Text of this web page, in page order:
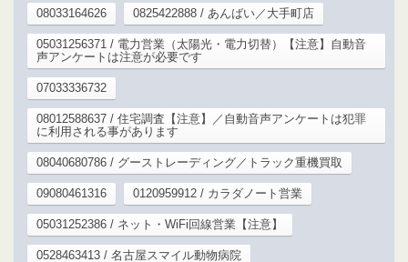
08033164626 0825422888 / あんばい／大手町店
05031256371 / 電力営業（太陽光・電力切替）【注意】自動音
声アンケートは注意が必要です
07033336732
08012588637 / 住宅調査【注意】／自動音声アンケートは犯罪
に利用される事があります
08040680786 / グーストレーディング／トラック重機買取
09080461316 0120959912 / カラダノート営業
05031252386 / ネット・WiFi回線営業【注意】
0528463413 / 名古屋スマイル動物病院